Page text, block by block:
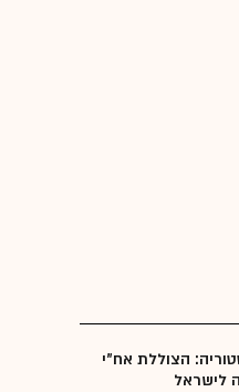
הצוללת אח"י
לישראל